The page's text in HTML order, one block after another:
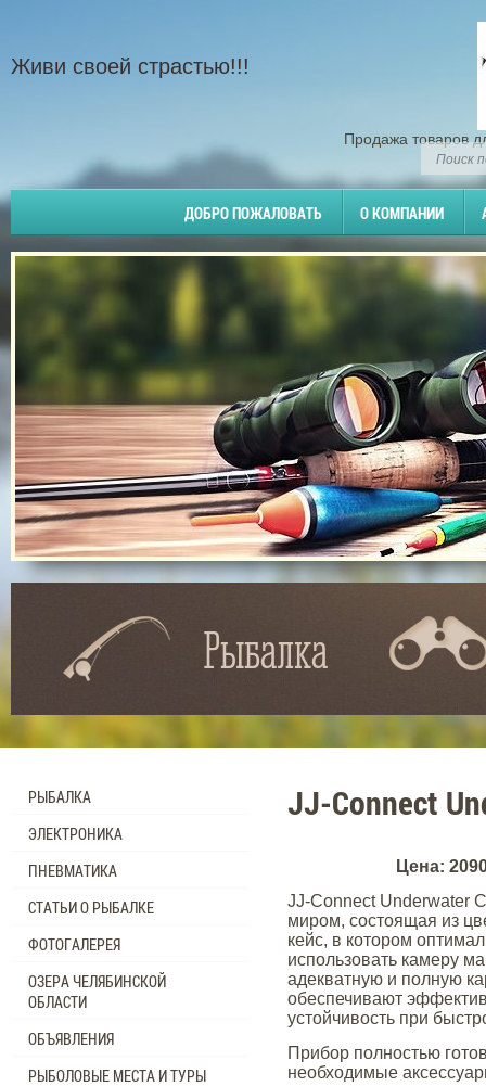
Живи своей страстью!!!
Продажа товаров
ДОБРО ПОЖАЛОВАТЬ О КОМПАНИИ
Рыбалка
JJ-Connect
Цена:
JJ-Connect Underwater
миром, состоящая из
кейс, в котором
использовать камеру
адекватную и полную
обеспечивают
устойчивость при
Прибор полностью
необходимые
РЫБАЛКА
ЭЛЕКТРОНИКА
ПНЕВМАТИКА
СТАТЬИ О РЫБАЛКЕ
ФОТОГАЛЕРЕЯ
ОЗЕРА ЧЕЛЯБИНСКОЙ
ОБЛАСТИ
ОБЪЯВЛЕНИЯ
РЫБОЛОВЫЕ МЕСТА И ТУРЫ